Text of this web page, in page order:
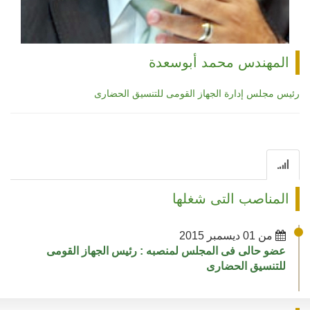
المهندس محمد أبوسعدة
رئيس مجلس إدارة الجهاز القومى للتنسيق الحضارى
المناصب التى شغلها
من 01 ديسمبر 2015
عضو حالى فى المجلس لمنصبه : رئيس الجهاز القومى
للتنسيق الحضارى